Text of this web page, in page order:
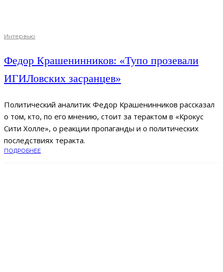
Интервью
Федор Крашенинников: «Тупо прозевали
ИГИЛовских засранцев»
Политический аналитик Федор Крашенинников рассказал
о том, кто, по его мнению, стоит за терактом в «Крокус
Сити Холле», о реакции пропаганды и о политических
последствиях теракта.
ПОДРОБНЕЕ